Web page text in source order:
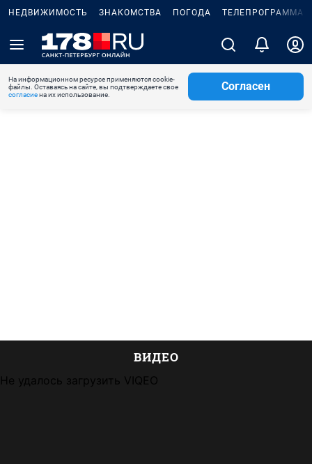
НЕДВИЖИМОСТЬ ЗНАКОМСТВА ПОГОДА ТЕЛЕПРОГРАММА
На информационном ресурсе применяются cookie-
файлы. Оставаясь на сайте, вы подтверждаете свое
согласиена их использование.
Согласен
ВИДЕО
Не удалось загрузить VIQEO